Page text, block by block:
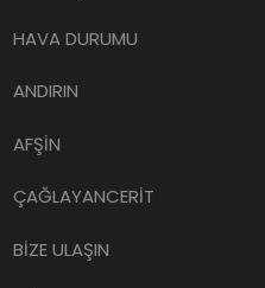
HAVA DURUMU
ANDIRIN
AFŞİN
ÇAĞLAYANCERİT
BİZE ULAŞIN